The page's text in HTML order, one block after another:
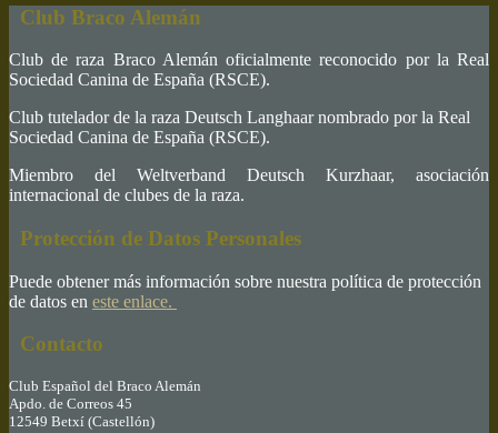
Club Braco Alemán
Club de raza Braco Alemán oficialmente reconocido por la Real
Sociedad Canina de España (RSCE).
Club tutelador de la raza Deutsch Langhaar nombrado por la Real
Sociedad Canina de España (RSCE).
Miembro del Weltverband Deutsch Kurzhaar, asociación
internacional de clubes de la raza.
Protección de Datos Personales
Puede obtener más información sobre nuestra política de protección
de datos en este enlace.
Contacto
Club Español del Braco Alemán
Apdo. de Correos 45
12549 Betxí (Castellón)